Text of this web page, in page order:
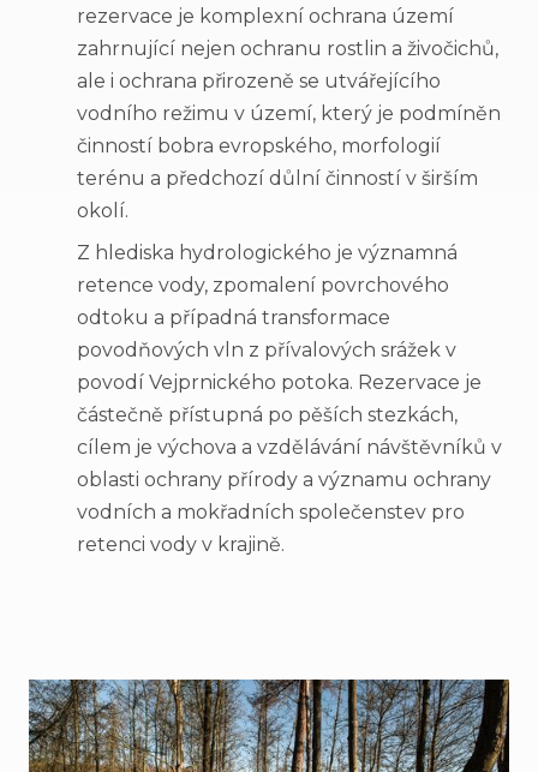
rezervace je komplexní ochrana území
zahrnující nejen ochranu rostlin a živočichů,
ale i ochrana přirozeně se utvářejícího
vodního režimu v území, který je podmíněn
činností bobra evropského, morfologií
terénu a předchozí důlní činností v širším
okolí.
Z hlediska hydrologického je významná
retence vody, zpomalení povrchového
odtoku a případná transformace
povodňových vln z přívalových srážek v
povodí Vejprnického potoka. Rezervace je
částečně přístupná po pěších stezkách,
cílem je výchova a vzdělávání návštěvníků v
oblasti ochrany přírody a významu ochrany
vodních a mokřadních společenstev pro
retenci vody v krajině.